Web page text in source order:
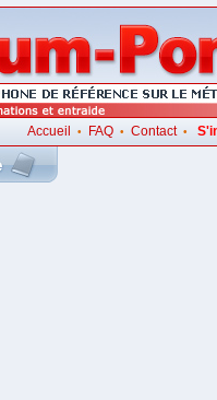
Accueil • FAQ• Contact•